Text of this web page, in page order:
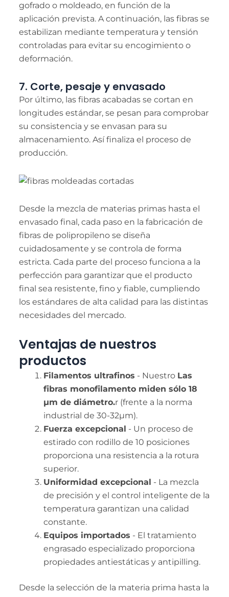
gofrado o moldeado, en función de la
aplicación prevista. A continuación, las fibras se
estabilizan mediante temperatura y tensión
controladas para evitar su encogimiento o
deformación.
7. Corte, pesaje y envasado
Por último, las fibras acabadas se cortan en
longitudes estándar, se pesan para comprobar
su consistencia y se envasan para su
almacenamiento. Así finaliza el proceso de
producción.
Desde la mezcla de materias primas hasta el
envasado final, cada paso en la fabricación de
fibras de polipropileno se diseña
cuidadosamente y se controla de forma
estricta. Cada parte del proceso funciona a la
perfección para garantizar que el producto
final sea resistente, fino y fiable, cumpliendo
los estándares de alta calidad para las distintas
necesidades del mercado.
Ventajas de nuestros
productos
Filamentos ultrafinos - Nuestro Las
fibras monofilamento miden sólo 18
µm de diámetro.r (frente a la norma
industrial de 30-32µm).
Fuerza excepcional - Un proceso de
estirado con rodillo de 10 posiciones
proporciona una resistencia a la rotura
superior.
Uniformidad excepcional - La mezcla
de precisión y el control inteligente de la
temperatura garantizan una calidad
constante.
Equipos importados - El tratamiento
engrasado especializado proporciona
propiedades antiestáticas y antipilling.
Desde la selección de la materia prima hasta la